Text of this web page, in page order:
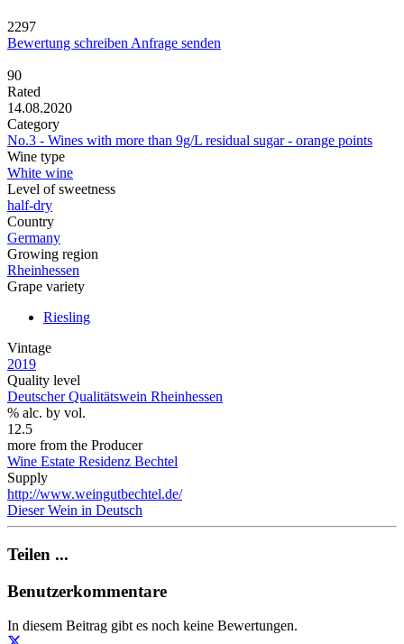
2297
Bewertung schreiben Anfrage senden
90
Rated
14.08.2020
Category
No.3 - Wines with more than 9g/L residual sugar - orange points
Wine type
White wine
Level of sweetness
half-dry
Country
Germany
Growing region
Rheinhessen
Grape variety
Riesling
Vintage
2019
Quality level
Deutscher Qualitätswein Rheinhessen
% alc. by vol.
12.5
more from the Producer
Wine Estate Residenz Bechtel
Supply
http://www.weingutbechtel.de/
Dieser Wein in Deutsch
Teilen ...
Benutzerkommentare
In diesem Beitrag gibt es noch keine Bewertungen.